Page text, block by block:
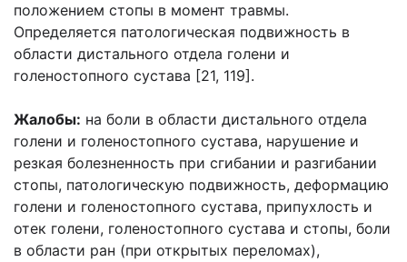
положением стопы в момент травмы.
Определяется патологическая подвижность в
области дистального отдела голени и
голеностопного сустава [21, 119].
Жалобы: на боли в области дистального отдела
голени и голеностопного сустава, нарушение и
резкая болезненность при сгибании и разгибании
стопы, патологическую подвижность, деформацию
голени и голеностопного сустава, припухлость и
отек голени, голеностопного сустава и стопы, боли
в области ран (при открытых переломах),